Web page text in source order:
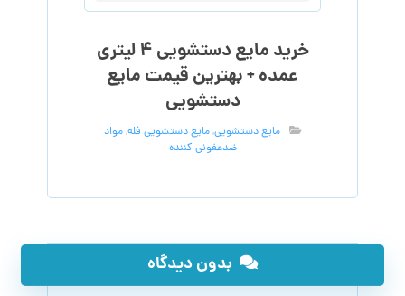
خرید مایع دستشویی ۴ لیتری
عمده + بهترین قیمت مایع
دستشویی
مایع دستشویی,مایع دستشویی فله,مواد
ضدعفونی کننده
بدون دیدگاه